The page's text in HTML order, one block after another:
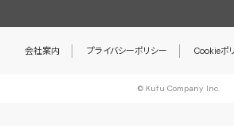
会社案内 プライバシーポリシー Cookieポ
© Kufu Company Inc.